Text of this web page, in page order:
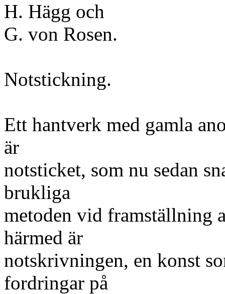
H. Hägg och
G. von Rosen.
Notstickning.
Ett hantverk med gamla
är
notsticket, som nu sedan
brukliga
metoden vid framställning
härmed är
notskrivningen, en konst
fordringar på